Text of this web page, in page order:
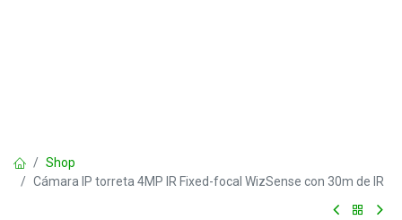
Shop
Cámara IP torreta 4MP IR Fixed-focal WizSense con 30m de IR